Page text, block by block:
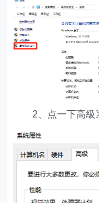
2、点一下高級》